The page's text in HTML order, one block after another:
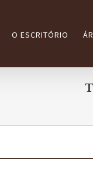
O ESCRITÓRIO